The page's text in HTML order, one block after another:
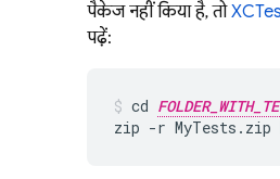
पैकेज नहीं किया है, तो
पढ़ें:
cd
zip -r MyTests.zip